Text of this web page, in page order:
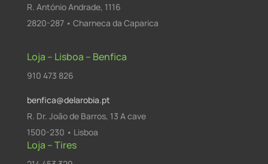
R. António Andrade, 1116
2820-287 • Charneca da Caparica
Loja – Lisboa – Benfica
910 473 826
benfica@delarobia.pt
R. Dr. João de Barros, 13 A cave
1500-230 • Lisboa
Loja – Tires